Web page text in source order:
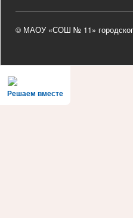
© МАОУ «СОШ № 11»
Решаем вместе